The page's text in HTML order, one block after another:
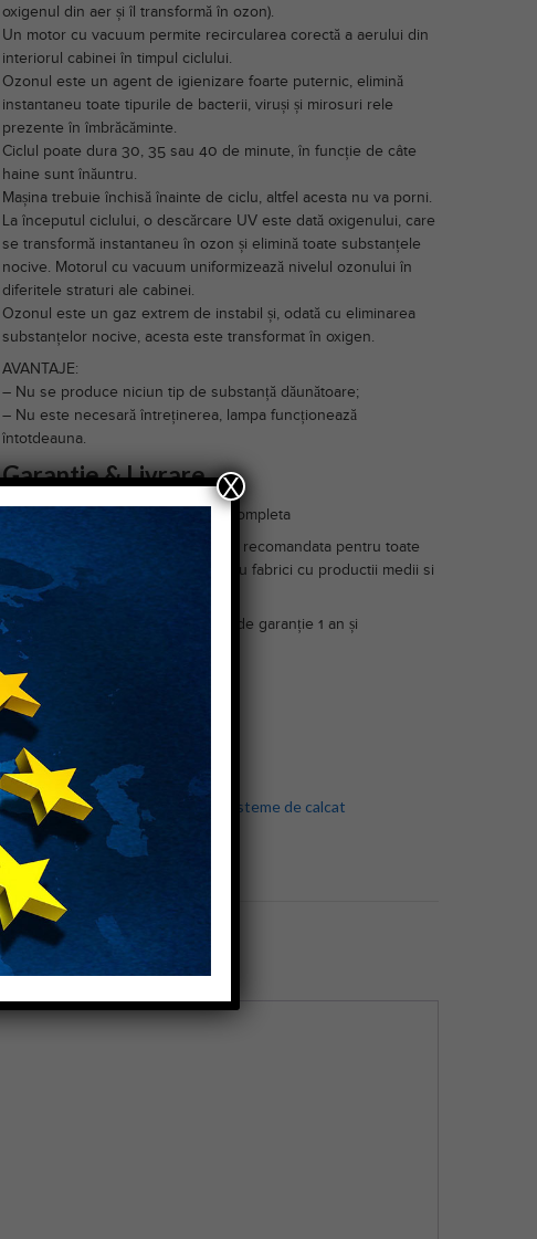
oxigenul din aer și îl transformă în ozon).
Un motor cu vacuum permite recircularea corectă a aerului din
interiorul cabinei în timpul ciclului.
Ozonul este un agent de igienizare foarte puternic, elimină
instantaneu toate tipurile de bacterii, viruși și mirosuri rele
prezente în îmbrăcăminte.
Ciclul poate dura 30, 35 sau 40 de minute, în funcție de câte
haine sunt înăuntru.
Mașina trebuie închisă înainte de ciclu, altfel acesta nu va porni.
La începutul ciclului, o descărcare UV este dată oxigenului, care
se transformă instantaneu în ozon și elimină toate substanțele
nocive. Motorul cu vacuum uniformizează nivelul ozonului în
diferitele straturi ale cabinei.
Ozonul este un gaz extrem de instabil și, odată cu eliminarea
substanțelor nocive, acesta este transformat în oxigen.
AVANTAJE:
– Nu se produce niciun tip de substanță dăunătoare;
– Nu este necesară întreținerea, lampa funcționează
întotdeauna.
Garantie & Livrare
Componenta : mașina de livrează completa
Masina este de calitate superioara, recomandata pentru toate
tipurile de ateliere precum si pentru fabrici cu productii medii si
mari.
La achiziția acestui utilaj dispuneți de garanție 1 an și
postgaranție 5 ani .
Livrare in toata tara !
Pentru detalii și comenzi
0724509925-Toma Cristian
Categorii:Generatoare de abur
Sisteme de calcat
Brand:Battistella
Stare produs:
X